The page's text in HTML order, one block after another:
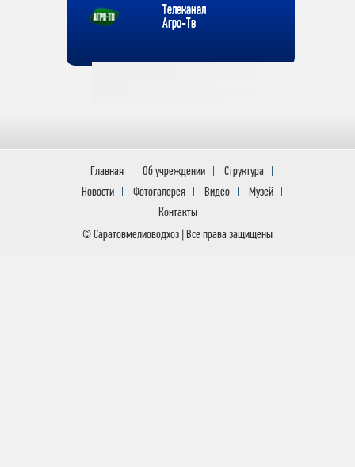
Телеканал
Агро-Тв
Главная Об учреждении
Структура
Новости
Фотогалерея Видео
Музей
Контакты
© Саратовмелиоводхоз | Все права защищены